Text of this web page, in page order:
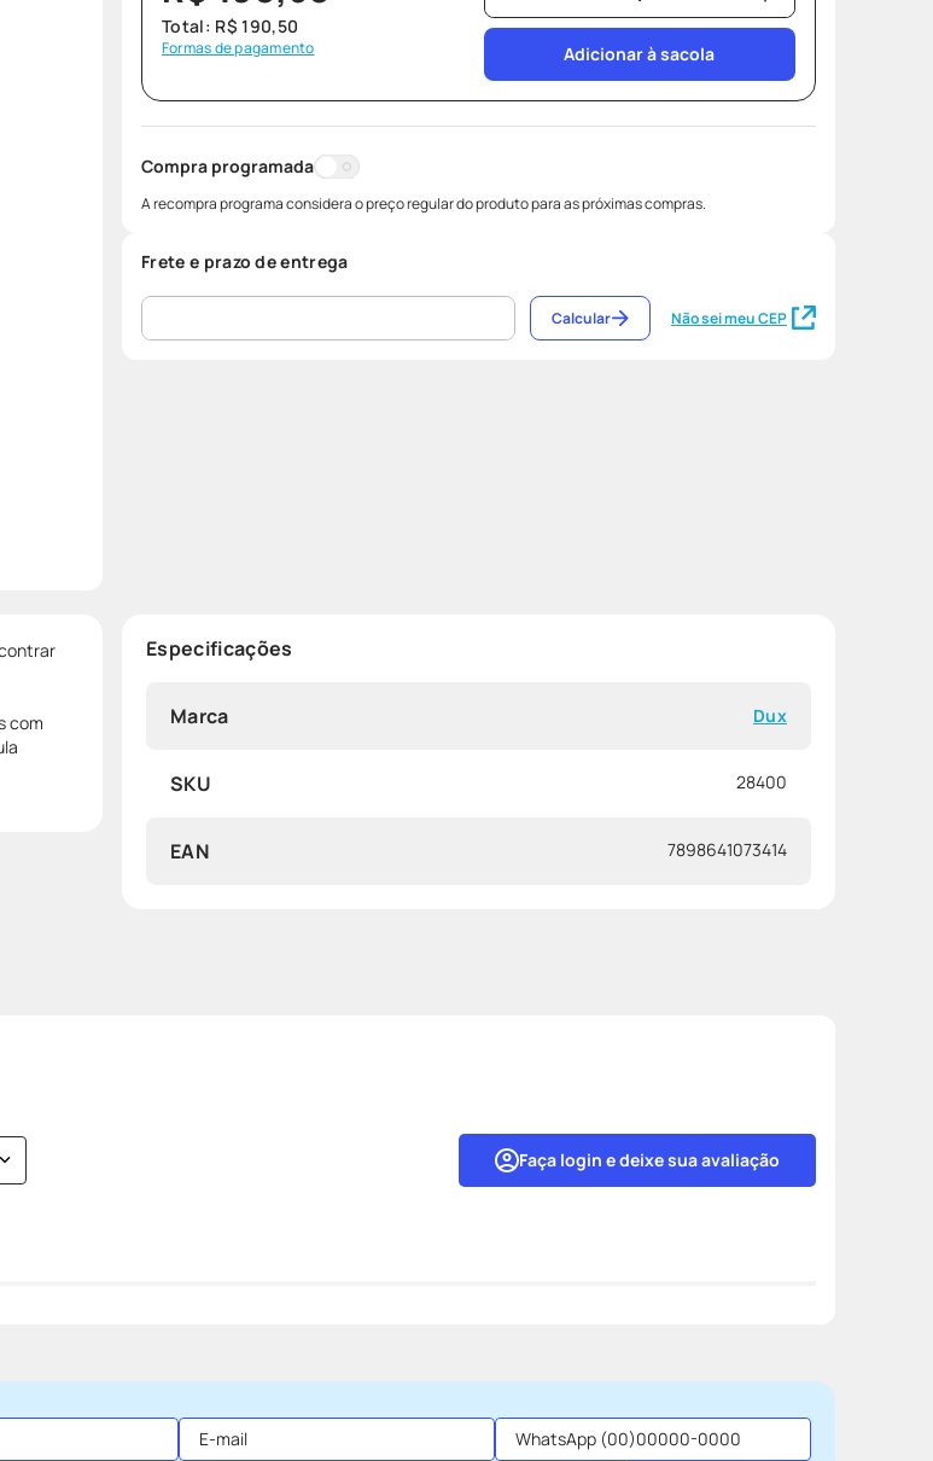
Total: R$ 190,50
Formas de pagamento Adicionar à sacola
Compra programada
A recompra programa considera o preço regular do produto para as próximas compras.
Frete e prazo de entrega
Não sei meu CEP
Calcular
com
Especificações
Marca Dux
SKU 28400
EAN 7898641073414
Faça login e deixe sua avaliação